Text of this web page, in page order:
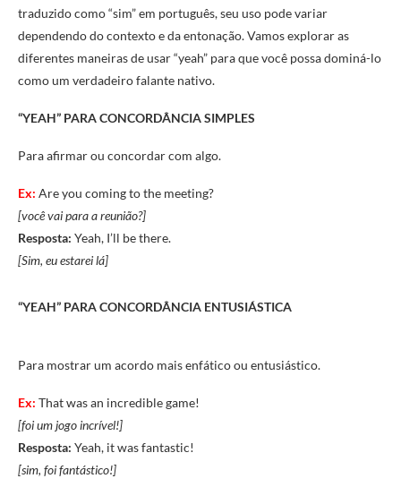
traduzido como “sim” em português, seu uso pode variar
dependendo do contexto e da entonação. Vamos explorar as
diferentes maneiras de usar “yeah” para que você possa dominá-lo
como um verdadeiro falante nativo.
“YEAH” PARACONCORDÂNCIA SIMPLES
Para afirmar ou concordar com algo.
Ex: Are you coming to the meeting?
[você vai para a reunião?]
Resposta: Yeah, I’ll be there.
[Sim, eu estarei lá]
“YEAH” PARACONCORDÂNCIA ENTUSIÁSTICA
Para mostrar um acordo mais enfático ou entusiástico.
Ex: That was an incredible game!
[foi um jogo incrível!]
Resposta: Yeah, it was fantastic!
[sim, foi fantástico!]